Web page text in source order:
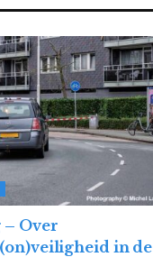
– Over
in de